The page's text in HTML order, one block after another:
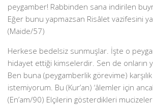
peygamber! Rabbinden sana indirilen
Eğer bunu yapmazsan Risâlet vazifesini
(Maide/57)
Herkese bedelsiz sunmuşlar. İşte o
hidayet ettiği kimselerdir. Sen de onların
Ben buna (peygamberlik görevime)
istemiyorum. Bu (Kur’an) ‘âlemler için
(En’am/90) Elçilerin gösterdikleri